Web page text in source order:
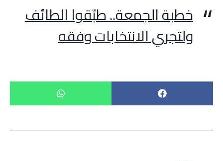
خطبة الجمعة.. طبّقوا الطائف
ولتجري الانتخابات وفقه